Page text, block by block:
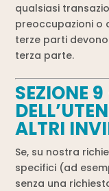
qualsiasi
preoccupazioni o
terze parti
terza parte.
SEZIONE
ALTRI
Se, su nostra
specifici (ad
senza una